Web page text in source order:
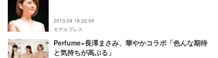
2013.09.18 20:05
モデルプレス
Perfume×長澤まさみ、華やかコラボ「色んな期待
と気持ちが高ぶる」